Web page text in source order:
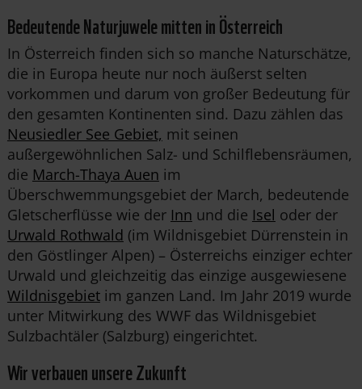
Bedeutende Naturjuwele mitten in Österreich
In Österreich finden sich so manche Naturschätze,
die in Europa heute nur noch äußerst selten
vorkommen und darum von großer Bedeutung für
den gesamten Kontinenten sind. Dazu zählen das
Neusiedler See Gebiet, mit seinen
außergewöhnlichen Salz- und Schilflebensräumen,
die March-Thaya Auen im
Überschwemmungsgebiet der March, bedeutende
Gletscherflüsse wie der Inn und die Isel oder der
Urwald Rothwald (im Wildnisgebiet Dürrenstein in
den Göstlinger Alpen) – Österreichs einziger echter
Urwald und gleichzeitig das einzige ausgewiesene
Wildnisgebietim ganzen Land. Im Jahr 2019 wurde
unter Mitwirkung des WWF das Wildnisgebiet
Sulzbachtäler (Salzburg) eingerichtet.
Wir verbauen unsere Zukunft